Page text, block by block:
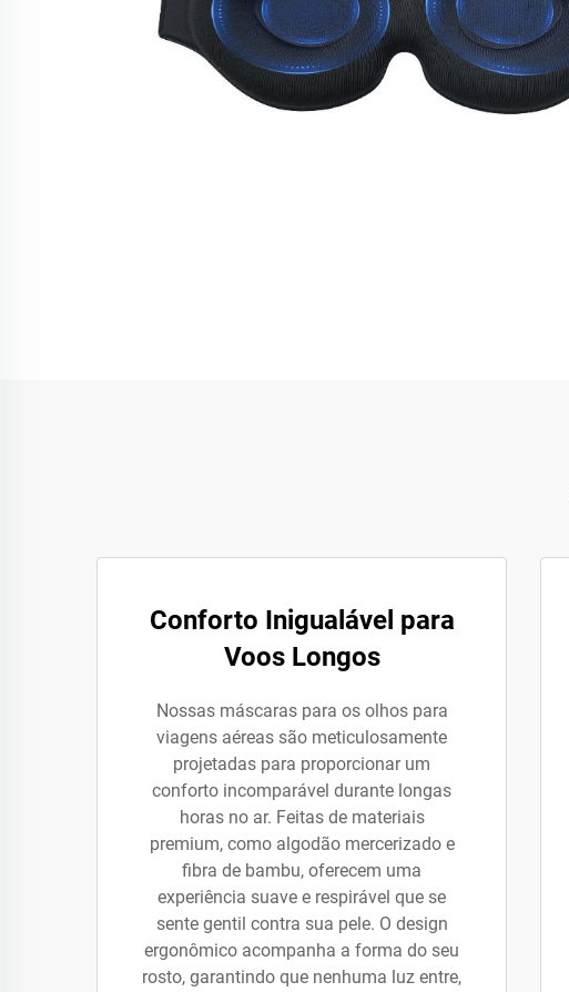
Conforto Inigualável para
Voos Longos
Nossas máscaras para os olhos para
viagens aéreas são meticulosamente
projetadas para proporcionar um
conforto incomparável durante longas
horas no ar. Feitas de materiais
premium, como algodão mercerizado e
fibra de bambu, oferecem uma
experiência suave e respirável que se
sente gentil contra sua pele. O design
ergonômico acompanha a forma do seu
rosto, garantindo que nenhuma luz entre,